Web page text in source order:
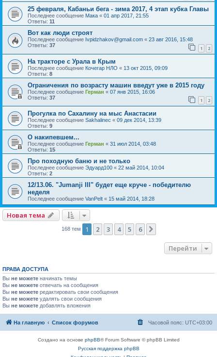
25 февраля, Кабаньи бега - зима 2017, 4 этап кубка Главы
Последнее сообщение Мака « 01 апр 2017, 21:55
Ответы: 11
Вот как люди строят
Последнее сообщение Ivpidzhakov@gmail.com « 23 авг 2016, 15:48
Ответы: 37 1 2
На тракторе с Урала в Крым
Последнее сообщение Кочегар НЛО « 13 окт 2015, 09:09
Ответы: 8
Ограничения по возрасту машин введут уже в 2015 году
Последнее сообщение Герман « 07 янв 2015, 16:06
Ответы: 37 1 2
Прогулка по Сахалину на мыс Анастасии
Последнее сообщение Sakhalinec « 09 дек 2014, 13:39
Ответы: 9
О накипевшем...
Последнее сообщение Герман « 31 июл 2014, 03:48
Ответы: 15
Про походную баню и не только
Последнее сообщение Эдуард100 « 22 май 2014, 10:04
Ответы: 2
12/13.06. "Jumanji III" будет еще круче - победителю
неделя
Последнее сообщение VanPelt « 15 май 2014, 18:28
Новая тема
168 тем 1 2 3 4 5 6
Перейти
ПРАВА ДОСТУПА
Вы не можете начинать темы
Вы не можете отвечать на сообщения
Вы не можете редактировать свои сообщения
Вы не можете удалять свои сообщения
Вы не можете добавлять вложения
На главную Список форумов Часовой пояс: UTC+03:00
Создано на основе phpBB® Forum Software © phpBB Limited
Русская поддержка phpBB